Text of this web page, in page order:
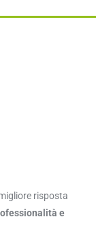
risposta
e